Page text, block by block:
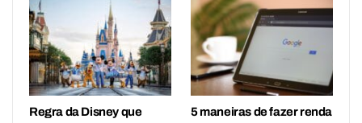
Regra da Disney que
5 maneiras de fazer renda